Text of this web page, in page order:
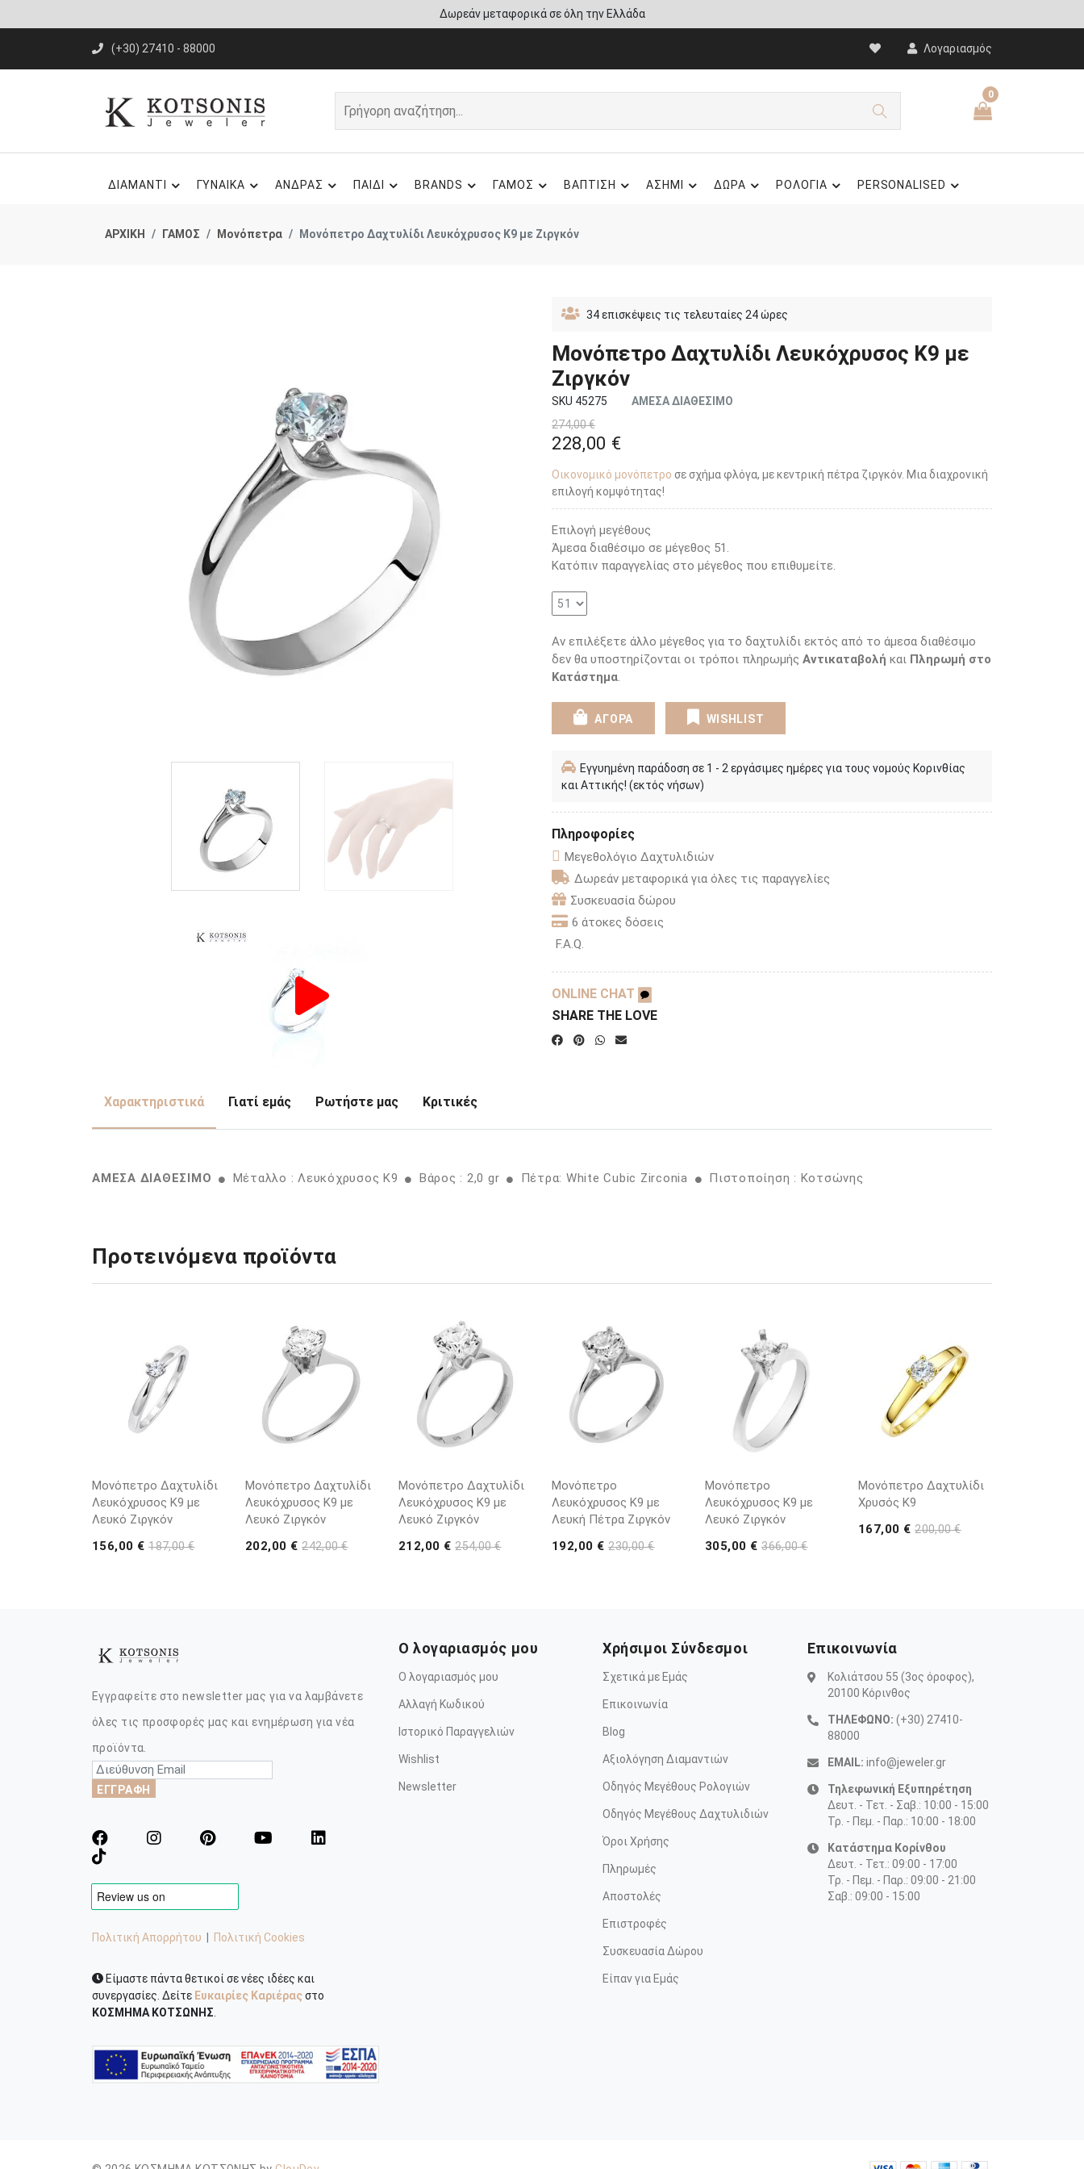
Άμεση παράδοση - Δικαίωμα επιστροφής
(+30) 27410 - 88000 Λογαριασμός
0
ΔΙΑΜΑΝΤΙ ΓΥΝΑΙΚΑ ΑΝΔΡΑΣ ΠΑΙΔΙ BRANDS ΓΑΜΟΣ ΒΑΠΤΙΣΗ ΑΣΗΜΙ ΔΩΡΑ ΡΟΛΟΓΙΑ PERSONALISED
ΑΡΧΙΚΗ ΓΑΜΟΣ Μονόπετρα Μονόπετρο Δαχτυλίδι Λευκόχρυσος Κ9 με Ζιργκόν
34επισκέψεις τις τελευταίες 24 ώρες
Μονόπετρο Δαχτυλίδι Λευκόχρυσος Κ9 με
Ζιργκόν
SKU 45275
ΑΜΕΣΑ ΔΙΑΘΕΣΙΜΟ
274,00 €
228,00 €
Οικονομικό μονόπετρο σε σχήμα φλόγα, με κεντρική πέτρα ζιργκόν. Μια διαχρονική
επιλογή κομψότητας!
Επιλογή μεγέθους
Άμεσα διαθέσιμο σε μέγεθος 51.
Κατόπιν παραγγελίας στο μέγεθος που επιθυμείτε.
Αν επιλέξετε άλλο μέγεθος για το δαχτυλίδι εκτός από το άμεσα διαθέσιμο
δεν θα υποστηρίζονται οι τρόποι πληρωμής Αντικαταβολή και Πληρωμή στο
Κατάστημα.
ΑΓΟΡΑ WISHLIST
Εγγυημένη παράδοση σε 1 - 2 εργάσιμες ημέρες για τους νομούς Κορινθίας
και Αττικής! (εκτός νήσων)
Πληροφορίες
Μεγεθολόγιο Δαχτυλιδιών
Δωρεάν μεταφορικά για όλες τις παραγγελίες
Συσκευασία δώρου
6 άτοκες δόσεις
F.A.Q.
ONLINE CHAT
SHARE THE LOVE
Χαρακτηριστικά Γιατί εμάς Ρωτήστε μας Κριτικές
ΑΜΕΣΑ ΔΙΑΘΕΣΙΜΟ Μέταλλο : Λευκόχρυσος K9 Βάρος : 2,0 gr Πέτρα: White Cubic Zirconia Πιστοποίηση : Κοτσώνης
Προτεινόμενα προϊόντα
Μονόπετρο Δαχτυλίδι
Λευκόχρυσος K9 με
Λευκό Ζιργκόν
156,00 €187,00 €
Μονόπετρο Δαχτυλίδι
Λευκόχρυσος Κ9 με
Λευκό Ζιργκόν
202,00 €242,00 €
Μονόπετρο Δαχτυλίδι
Λευκόχρυσος Κ9 με
Λευκό Ζιργκόν
212,00 €254,00 €
Μονόπετρο
Λευκόχρυσος Κ9 με
Λευκή Πέτρα Ζιργκόν
192,00 €230,00 €
Μονόπετρο
Λευκόχρυσος Κ9 με
Λευκό Ζιργκόν
305,00 €366,00 €
Μονόπετρο Δαχτυλίδι
Χρυσός Κ9
167,00 €200,00 €
Εγγραφείτε στο newsletter μας για να λαμβάνετε
όλες τις προσφορές μας και ενημέρωση για νέα
προϊόντα.
ΕΓΓΡΑΦΗ
Πολιτική Απορρήτου Πολιτική Cookies
Είμαστε πάντα θετικοί σε νέες ιδέες και
συνεργασίες. Δείτε Ευκαιρίες Καριέραςστο
ΚΟΣΜΗΜΑ ΚΟΤΣΩΝΗΣ
Ο λογαριασμός μου
Ο λογαριασμός μου
Αλλαγή Κωδικού
Ιστορικό Παραγγελιών
Wishlist
Newsletter
Χρήσιμοι Σύνδεσμοι
Σχετικά με Εμάς
Επικοινωνία
Blog
Αξιολόγηση Διαμαντιών
Οδηγός Μεγέθους Ρολογιών
Οδηγός Μεγέθους Δαχτυλιδιών
Όροι Χρήσης
Πληρωμές
Αποστολές
Επιστροφές
Συσκευασία Δώρου
Είπαν για Εμάς
Επικοινωνία
Κολιάτσου 55 (3ος όροφος),
20100 Κόρινθος
ΤΗΛΕΦΩΝΟ: (+30) 27410-
88000
EMAIL: info@jeweler.gr
Τηλεφωνική Εξυπηρέτηση
Δευτ. - Τετ. - Σαβ.: 10:00 - 15:00
Τρ. - Πεμ. - Παρ.: 10:00 - 18:00
Κατάστημα Κορίνθου
Δευτ. - Τετ.: 09:00 - 17:00
Τρ. - Πεμ. - Παρ.: 09:00 - 21:00
Σαβ.: 09:00 - 15:00